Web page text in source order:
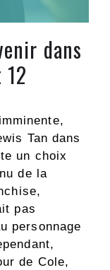
dans
Tan dans
un choix
de la
pas
personnage
de Cole,